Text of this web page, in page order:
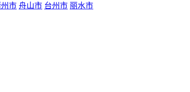
市 舟山市 台州市 丽水市